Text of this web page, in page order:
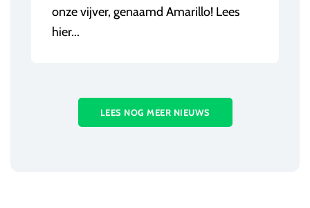
onze vijver, genaamd Amarillo! Lees
hier...
LEES NOG MEER NIEUWS